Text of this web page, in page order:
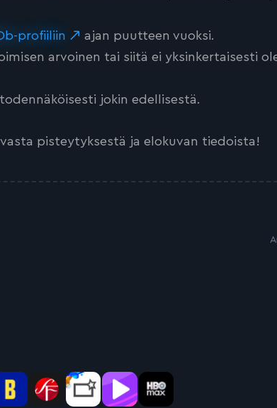
profiiliin
ajan puutteen vuoksi.
arvoinen tai siitä ei yksinkertaisesti
jokin edellisestä.
pisteytyksestä ja elokuvan tiedoista!